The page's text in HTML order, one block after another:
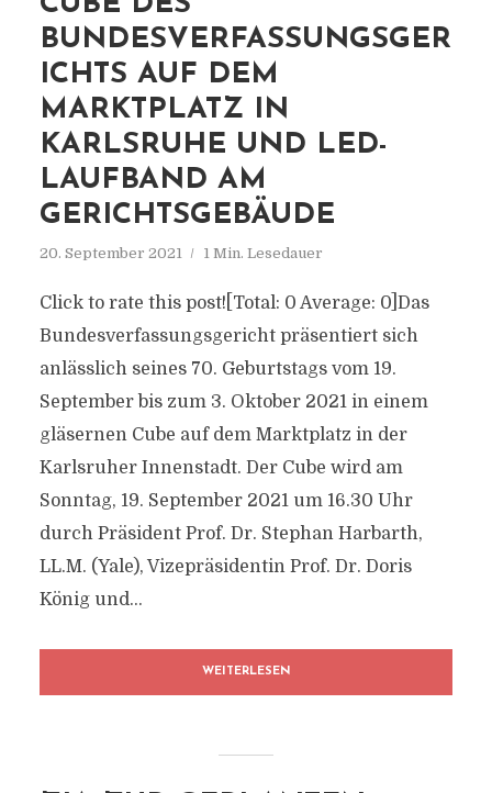
BUNDESVERFASSUNGSGER
ICHTS AUF DEM
MARKTPLATZ IN
KARLSRUHE UND LED-
LAUFBAND AM
GERICHTSGEBÄUDE
20. September 2021 1 Min. Lesedauer
Click to rate this post![Total: 0 Average: 0]Das
Bundesverfassungsgericht präsentiert sich
anlässlich seines 70. Geburtstags vom 19.
September bis zum 3. Oktober 2021 in einem
gläsernen Cube auf dem Marktplatz in der
Karlsruher Innenstadt. Der Cube wird am
Sonntag, 19. September 2021 um 16.30 Uhr
durch Präsident Prof. Dr. Stephan Harbarth,
LL.M. (Yale), Vizepräsidentin Prof. Dr. Doris
König und...
WEITERLESEN